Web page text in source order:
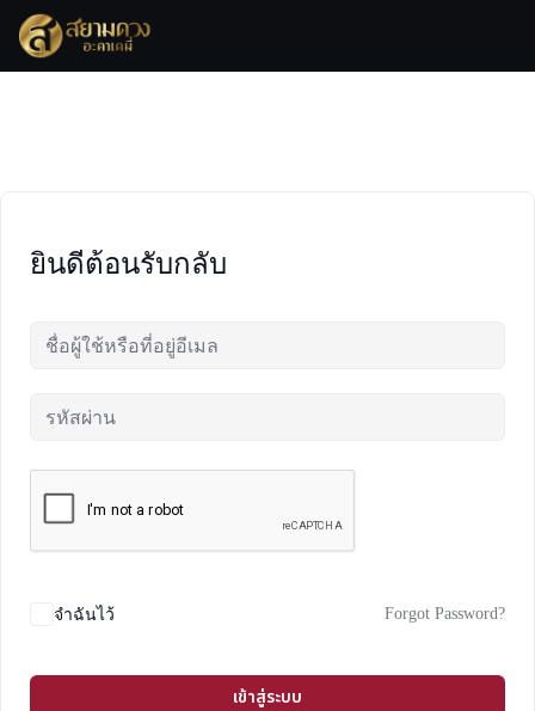
Skip
content
ยินดีต้อนรับกลับ
จำฉันไว้ Forgot Password?
เข้าสู่ระบบ